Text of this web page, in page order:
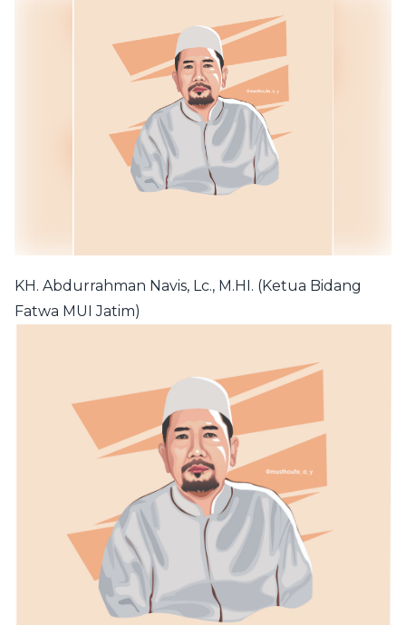
KH. Abdurrahman Navis, Lc., M.HI. (Ketua Bidang
Fatwa MUI Jatim)